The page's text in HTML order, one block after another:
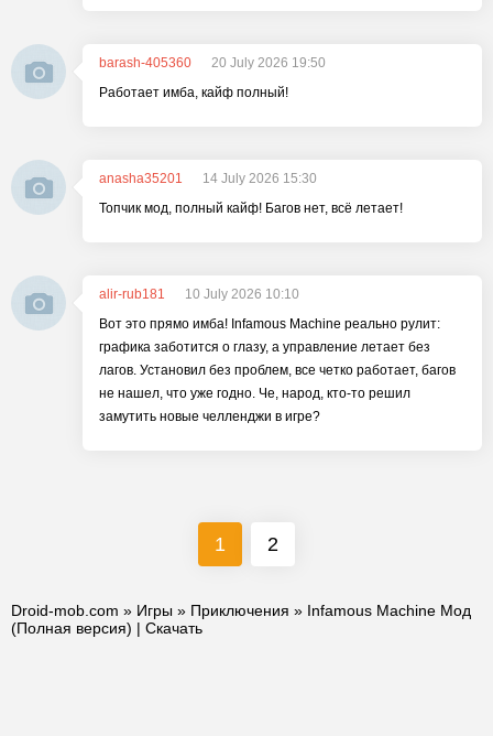
barash-405360
20 July 2026 19:50
Работает имба, кайф полный!
anasha35201
14 July 2026 15:30
Топчик мод, полный кайф! Багов нет, всё летает!
alir-rub181
10 July 2026 10:10
Вот это прямо имба! Infamous Machine реально рулит:
графика заботится о глазу, а управление летает без
лагов. Установил без проблем, все четко работает, багов
не нашел, что уже годно. Че, народ, кто-то решил
замутить новые челленджи в игре?
1 2
Droid-mob.com » Игры » Приключения » Infamous Machine Мод
(Полная версия) | Скачать